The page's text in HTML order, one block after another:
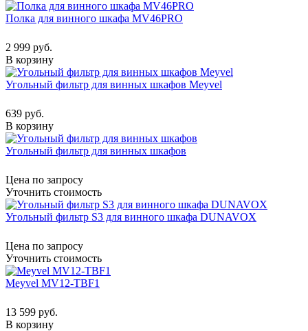
Полка для винного шкафа MV46PRO
2 999 руб.
В корзину
Угольный фильтр для винных шкафов Meyvel
639 руб.
В корзину
Угольный фильтр для винных шкафов
Цена по запросу
Уточнить стоимость
Угольный фильтр S3 для винного шкафа DUNAVOX
Цена по запросу
Уточнить стоимость
Meyvel MV12-TBF1
13 599 руб.
В корзину